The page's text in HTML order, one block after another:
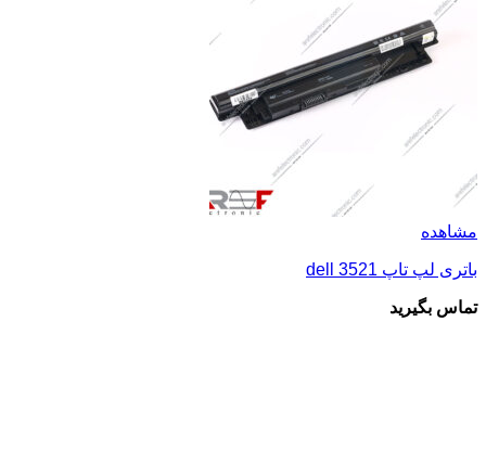
مشاهده
باتری لپ تاپ dell 3521
تماس بگیرید